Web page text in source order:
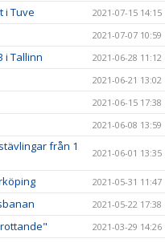
i Tuve 2021-07-15 14:15
2021-07-07 10:59
i Tallinn 2021-06-28 11:12
2021-06-21 13:02
2021-06-15 17:38
2021-06-08 13:59
från 1
2021-06-01 13:35
2021-05-31 11:47
2021-05-22 17:38
2021-03-29 14:26